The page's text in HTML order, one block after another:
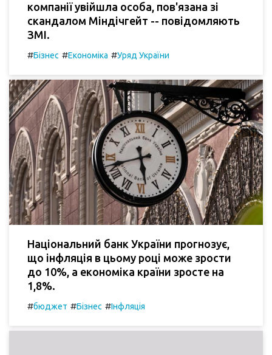
компанії увійшла особа, пов'язана зі
скандалом Міндічгейт -- повідомляють
ЗМІ.
#Бізнес #Економіка #Уряд України
Національний банк України прогнозує,
що інфляція в цьому році може зрости
до 10%, а економіка країни зросте на
1,8%.
#бюджет #Бізнес #Інфляція